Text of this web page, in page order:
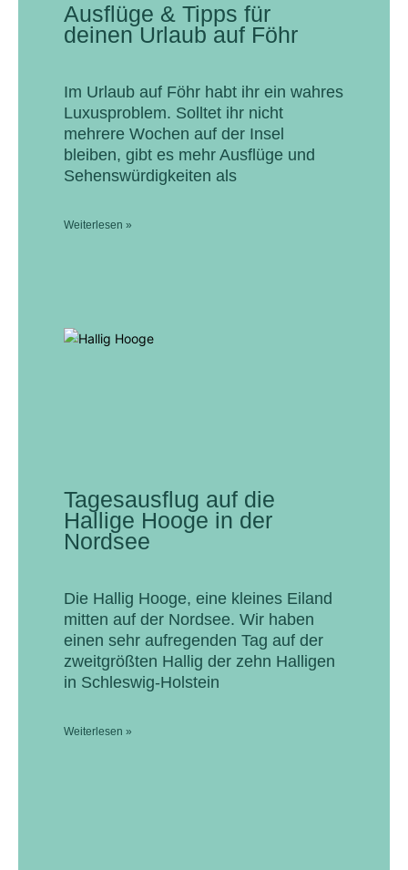
Ausflüge & Tipps für
deinen Urlaub auf Föhr
Im Urlaub auf Föhr habt ihr ein wahres
Luxusproblem. Solltet ihr nicht
mehrere Wochen auf der Insel
bleiben, gibt es mehr Ausflüge und
Sehenswürdigkeiten als
Weiterlesen »
Tagesausflug auf die
Hallige Hooge in der
Nordsee
Die Hallig Hooge, eine kleines Eiland
mitten auf der Nordsee. Wir haben
einen sehr aufregenden Tag auf der
zweitgrößten Hallig der zehn Halligen
in Schleswig-Holstein
Weiterlesen »